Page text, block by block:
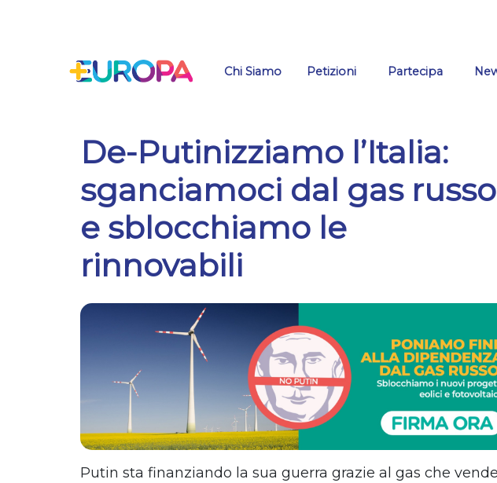
Chi Siamo Petizioni Partecipa
De-Putinizziamo l’Italia:
sganciamoci dal gas russo
e sblocchiamo le
rinnovabili
Putin sta finanziando la sua guerra grazie al gas che